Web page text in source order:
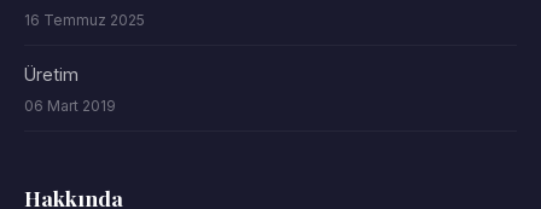
16 Temmuz 2025
Üretim
06 Mart 2019
Hakkında